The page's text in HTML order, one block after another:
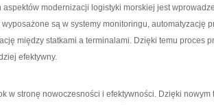
aspektów modernizacji logistyki morskiej jest
są w systemy monitoringu, automatyzację
między statkami a terminalami. Dzięki temu proces
efektywny.
w stronę⁢ nowoczesności i efektywności. Dzięki